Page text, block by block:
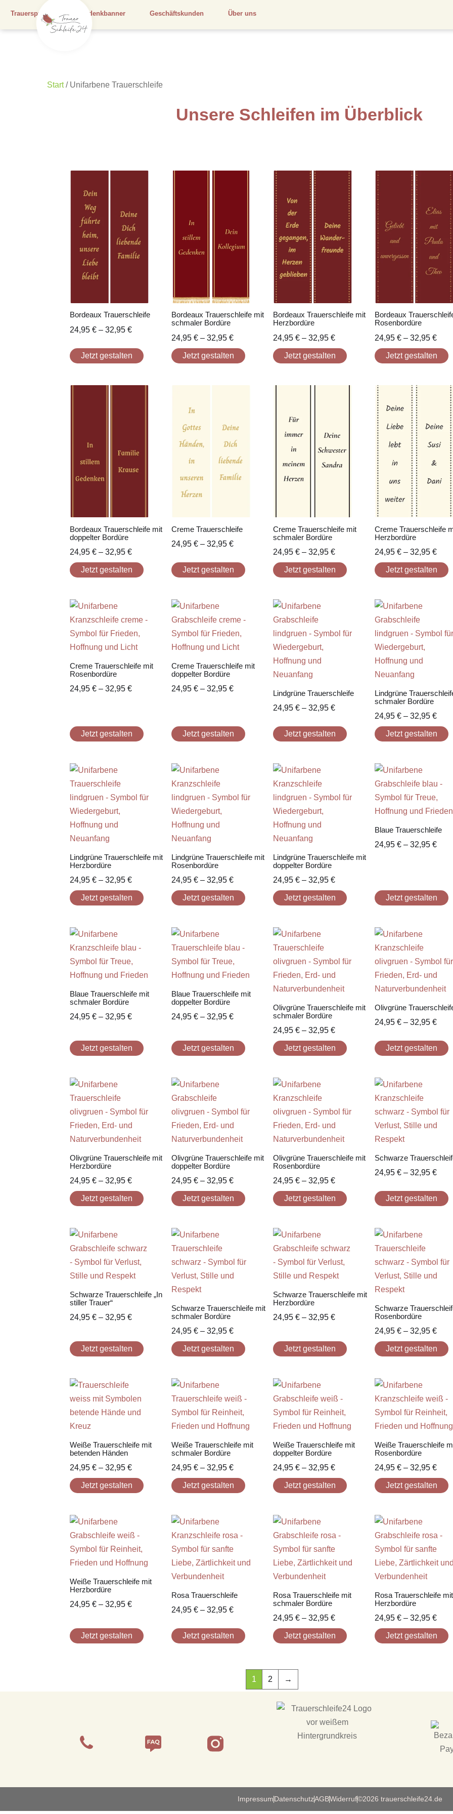
Trauersprüche Gedenkbanner Geschäftskunden Über uns
Start/ Unifarbene Trauerschleife
Unsere Schleifen im Überblick
Bordeaux Trauerschleife
24,95 € – 32,95 €
Jetzt gestalten
Bordeaux Trauerschleife mit
schmaler Bordüre
24,95 € – 32,95 €
Jetzt gestalten
Bordeaux Trauerschleife mit
Herzbordüre
24,95€ –32,95€
Jetzt gestalten
Bordeaux
Rosenbordüre
24,95€ –32,95€
Jetzt gestalten
Bordeaux Trauerschleife mit
doppelter Bordüre
24,95 € – 32,95 €
Jetzt gestalten
Creme Trauerschleife
24,95 € – 32,95 €
Jetzt gestalten
Creme Trauerschleife mit
schmaler Bordüre
24,95€ –32,95€
Jetzt gestalten
Creme Trauerschleife
Herzbordüre
24,95€ –32,95€
Jetzt gestalten
Creme Trauerschleife mit
Rosenbordüre
24,95 € – 32,95 €
Jetzt gestalten
Creme Trauerschleife mit
doppelter Bordüre
24,95 € – 32,95 €
Jetzt gestalten
Lindgrüne Trauerschleife
24,95€ –32,95€
Jetzt gestalten
Lindgrüne
schmaler Bordüre
24,95€ –32,95€
Jetzt gestalten
Lindgrüne Trauerschleife mit
Herzbordüre
24,95 € – 32,95 €
Jetzt gestalten
Lindgrüne Trauerschleife mit
Rosenbordüre
24,95 € – 32,95 €
Jetzt gestalten
Lindgrüne Trauerschleife mit
doppelter Bordüre
24,95€ –32,95€
Jetzt gestalten
Blaue Trauerschleife
24,95€ –32,95€
Jetzt gestalten
Blaue Trauerschleife mit
schmaler Bordüre
24,95 € – 32,95 €
Jetzt gestalten
Blaue Trauerschleife mit
doppelter Bordüre
24,95 € – 32,95 €
Jetzt gestalten
Olivgrüne Trauerschleife mit
schmaler Bordüre
24,95€ –32,95€
Jetzt gestalten
Olivgrüne
24,95€ –32,95€
Jetzt gestalten
Olivgrüne Trauerschleife mit
Herzbordüre
24,95 € – 32,95 €
Jetzt gestalten
Olivgrüne Trauerschleife mit
doppelter Bordüre
24,95 € – 32,95 €
Jetzt gestalten
Olivgrüne Trauerschleife mit
Rosenbordüre
24,95€ –32,95€
Jetzt gestalten
Schwarze
24,95€ –32,95€
Jetzt gestalten
Schwarze Trauerschleife „In
stiller Trauer“
24,95 € – 32,95 €
Jetzt gestalten
Schwarze Trauerschleife mit
schmaler Bordüre
24,95 € – 32,95 €
Jetzt gestalten
Schwarze Trauerschleife mit
Herzbordüre
24,95€ –32,95€
Jetzt gestalten
Schwarze
Rosenbordüre
24,95€ –32,95€
Jetzt gestalten
Weiße Trauerschleife mit
betenden Händen
24,95 € – 32,95 €
Jetzt gestalten
Weiße Trauerschleife mit
schmaler Bordüre
24,95 € – 32,95 €
Jetzt gestalten
Weiße Trauerschleife mit
doppelter Bordüre
24,95€ –32,95€
Jetzt gestalten
Weiße Trauerschleife
Rosenbordüre
24,95€ –32,95€
Jetzt gestalten
Weiße Trauerschleife mit
Herzbordüre
24,95 € – 32,95 €
Jetzt gestalten
Rosa Trauerschleife
24,95 € – 32,95 €
Jetzt gestalten
Rosa Trauerschleife mit
schmaler Bordüre
24,95€ –32,95€
Jetzt gestalten
Rosa Trauerschleife mit
Herzbordüre
24,95€ –32,95€
Jetzt gestalten
1 2 →
ImpressumDatenschutzAGBWiderruf©2026 trauerschleife24.de